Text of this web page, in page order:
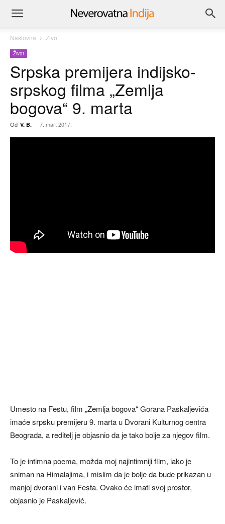
Naslovna Život
Život
Srpska premijera indijsko-
srpskog filma „Zemlja
bogova“ 9. marta
Od V. B. - 7. mart 2017.
Umesto na Festu, film „Zemlja bogova“ Gorana Paskaljevića
imaće srpsku premijeru 9. marta u Dvorani Kulturnog centra
Beograda, a reditelj je objasnio da je tako bolje za njegov film.
To je intimna poema, možda moj najintimniji film, iako je
sniman na Himalajima, i mislim da je bolje da bude prikazan u
manjoj dvorani i van Festa. Ovako će imati svoj prostor,
objasnio je Paskaljević.